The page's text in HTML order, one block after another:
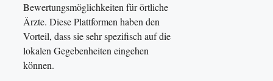
Bewertungsmöglichkeiten für örtliche
Ärzte. Diese Plattformen haben den
Vorteil, dass sie sehr spezifisch auf die
lokalen Gegebenheiten eingehen
können.